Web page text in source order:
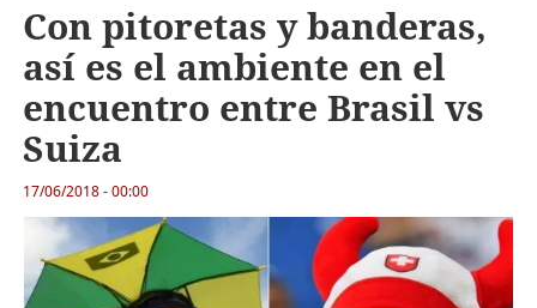
Con pitoretas y banderas,
así es el ambiente en el
encuentro entre Brasil vs
Suiza
17/06/2018 - 00:00